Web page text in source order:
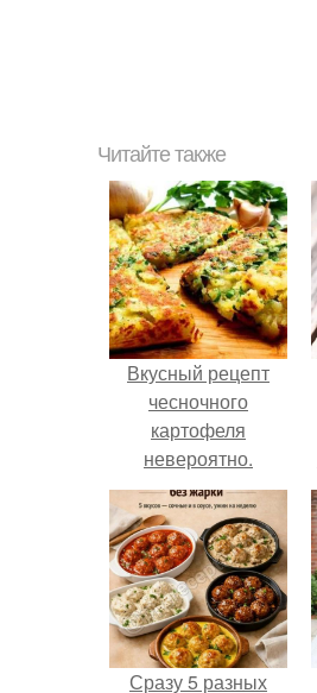
Читайте также
Вкусный рецепт
чесночного
картофеля
невероятно.
Сразу 5 разных